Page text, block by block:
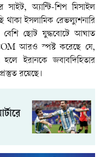
সাইট, অ্যান্টি-শিপ মিসাইল
থাকা ইসলামিক রেভল্যুশনারি
ছোট যুদ্ধবোটে আঘাত
আরও স্পষ্ট করেছে যে,
ইরানকে জবাবদিহিতার
রয়েছে।